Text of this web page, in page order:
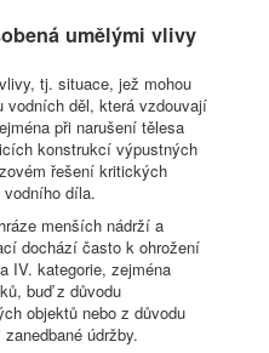
umělými vlivy
tj. situace, jež mohou
vodních děl, která vzdouvají
při narušení tělesa
konstrukcí výpustných
řešení kritických
díla.
menších nádrží a
dochází často k ohrožení
IV. kategorie, zejména
buď z důvodu
objektů nebo z důvodu
údržby.